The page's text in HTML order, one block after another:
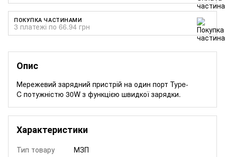
ПОКУПКА ЧАСТИНАМИ
3 платежі по 66.94 грн
Опис
Мережевий зарядний пристрій на один порт Type-
C потужністю 30W з функцією швидкої зарядки.
Характеристики
Тип товару
МЗП